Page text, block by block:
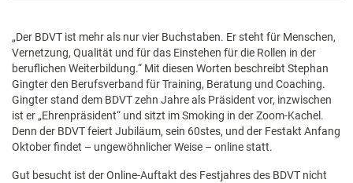
„Der BDVT ist mehr als nur vier Buchstaben. Er steht für Menschen,
Vernetzung, Qualität und für das Einstehen für die Rollen in der
beruflichen Weiterbildung.“ Mit diesen Worten beschreibt Stephan
Gingter den Berufsverband für Training, Beratung und Coaching.
Gingter stand dem BDVT zehn Jahre als Präsident vor, inzwischen
ist er „Ehrenpräsident“ und sitzt im Smoking in der Zoom-Kachel.
Denn der BDVT feiert Jubiläum, sein 60stes, und der Festakt Anfang
Oktober findet – ungewöhnlicher Weise – online statt.
Gut besucht ist der Online-Auftakt des Festjahres des BDVT nicht